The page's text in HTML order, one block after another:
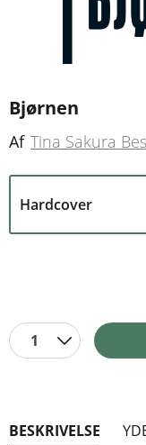
Bjørnen
Af Tina Sakura
Hardcover
1
BESKRIVELSE